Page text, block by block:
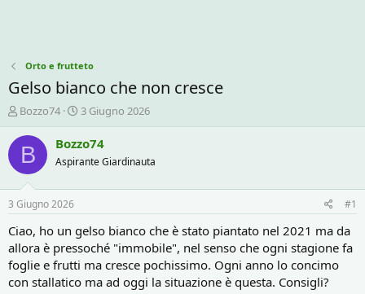
Orto e frutteto
Gelso bianco che non cresce
C
r
e
t
o
r
e
D
i
s
c
u
Bozzo74
D
a
t
d
n
i
z
i
o
3 Giugno 2026
B Bozzo74
Aspirante Giardinauta
3 Giugno 2026 #1
Ciao, ho un gelso bianco che è stato piantato nel 2021 ma da
allora è pressoché "immobile", nel senso che ogni stagione fa
foglie e frutti ma cresce pochissimo. Ogni anno lo concimo
con stallatico ma ad oggi la situazione è questa. Consigli?